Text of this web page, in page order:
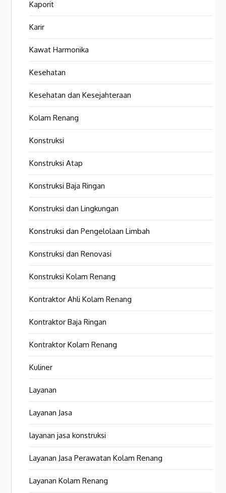
Kaporit
Karir
Kawat Harmonika
Kesehatan
Kesehatan dan Kesejahteraan
Kolam Renang
Konstruksi
Konstruksi Atap
Konstruksi Baja Ringan
Konstruksi dan Lingkungan
Konstruksi dan Pengelolaan Limbah
Konstruksi dan Renovasi
Konstruksi Kolam Renang
Kontraktor Ahli Kolam Renang
Kontraktor Baja Ringan
Kontraktor Kolam Renang
Kuliner
Layanan
Layanan Jasa
layanan jasa konstruksi
Layanan Jasa Perawatan Kolam Renang
Layanan Kolam Renang